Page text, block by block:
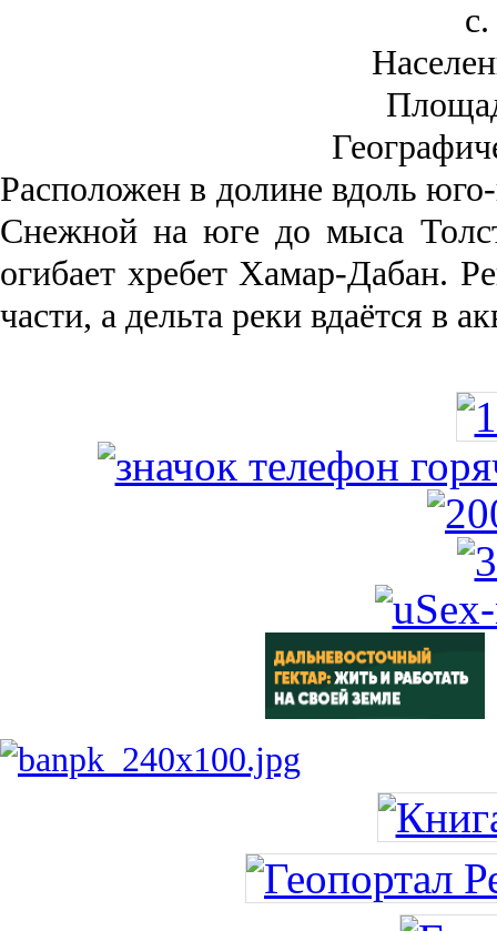
Рас­положен в долине вдоль
Снежной на юге до мыса
огибает хребет Хамар-Дабан.
части, а дельта реки вда­ётся в